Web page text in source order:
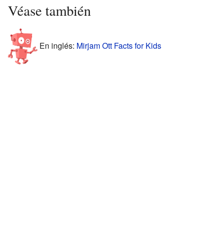
Véase también
En inglés: Mirjam Ott Facts for Kids